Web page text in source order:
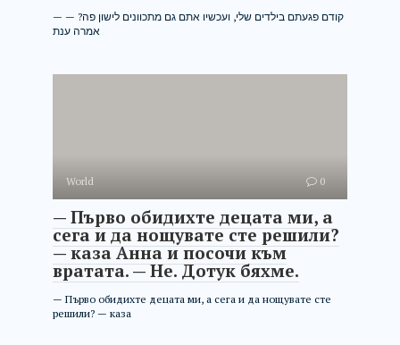
— קודם פגעתם בילדים שלי, ועכשיו אתם גם מתכוונים לישון פה? —
אמרה ענת
World 0
— Първо обидихте децата ми, а
сега и да нощувате сте решили?
— каза Анна и посочи към
вратата. — Не. Дотук бяхме.
— Първо обидихте децата ми, а сега и да нощувате сте
решили? — каза